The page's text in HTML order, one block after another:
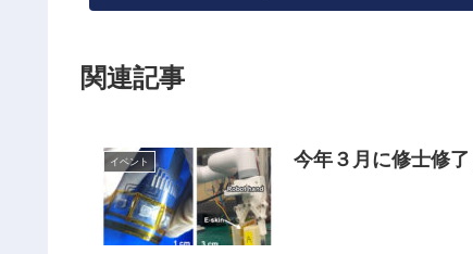
関連記事
イベント 今年３月に修士修